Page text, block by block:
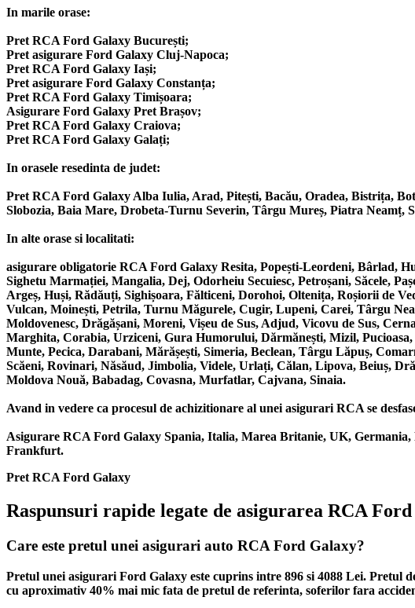
In marile orase:
Pret RCA Ford Galaxy București;
Pret asigurare Ford Galaxy Cluj-Napoca;
Pret RCA Ford Galaxy Iași;
Pret asigurare Ford Galaxy Constanța;
Pret RCA Ford Galaxy Timișoara;
Asigurare Ford Galaxy Pret Brașov;
Pret RCA Ford Galaxy Craiova;
Pret RCA Ford Galaxy Galați;
In orasele resedinta de judet:
Pret RCA Ford Galaxy Alba Iulia, Arad, Pitești, Bacău, Oradea, Bistrița,
Slobozia, Baia Mare, Drobeta-Turnu Severin, Târgu Mureș, Piatra Neamț,
In alte orase si localitati:
asigurare obligatorie RCA Ford Galaxy Resita, Popești-Leordeni, Bârlad,
Sighetu Marmației, Mangalia, Dej, Odorheiu Secuiesc, Petroșani, Săcele,
Argeș, Huși, Rădăuți, Sighișoara, Fălticeni, Dorohoi, Oltenița, Roșiorii de
Vulcan, Moinești, Petrila, Turnu Măgurele, Cugir, Lupeni, Carei, Târgu
Moldovenesc, Drăgășani, Moreni, Vișeu de Sus, Adjud, Vicovu de Sus,
Marghita, Corabia, Urziceni, Gura Humorului, Dărmănești, Mizil,
Munte, Pecica, Darabani, Mărășești, Simeria, Beclean, Târgu Lăpuș,
Scăeni, Rovinari, Năsăud, Jimbolia, Videle, Urlați, Călan, Lipova, Beiuș,
Moldova Nouă, Babadag, Covasna, Murfatlar, Cajvana, Sinaia.
Avand in vedere ca procesul de achizitionare al unei asigurari RCA se
Asigurare RCA Ford Galaxy Spania, Italia, Marea Britanie, UK,
Frankfurt.
Pret RCA Ford Galaxy
Raspunsuri rapide legate de asigurarea RCA
Care este pretul unei asigurari auto RCA Ford Galaxy?
Pretul unei asigurari Ford Galaxy este cuprins intre 896 si 4088 Lei. Pretul
cu aproximativ 40% mai mic fata de pretul de referinta, soferilor fara